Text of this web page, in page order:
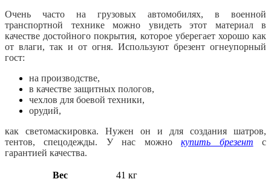
Очень часто на грузовых автомобилях, в военной
транспортной технике можно увидеть этот материал в
качестве достойного покрытия, которое уберегает хорошо как
от влаги, так и от огня. Используют брезент огнеупорный
гост:
на производстве,
в качестве защитных пологов,
чехлов для боевой техники,
орудий,
как светомаскировка. Нужен он и для создания шатров,
тентов, спецодежды. У нас можнокупить брезент с
гарантией качества.
Вес
41 кг